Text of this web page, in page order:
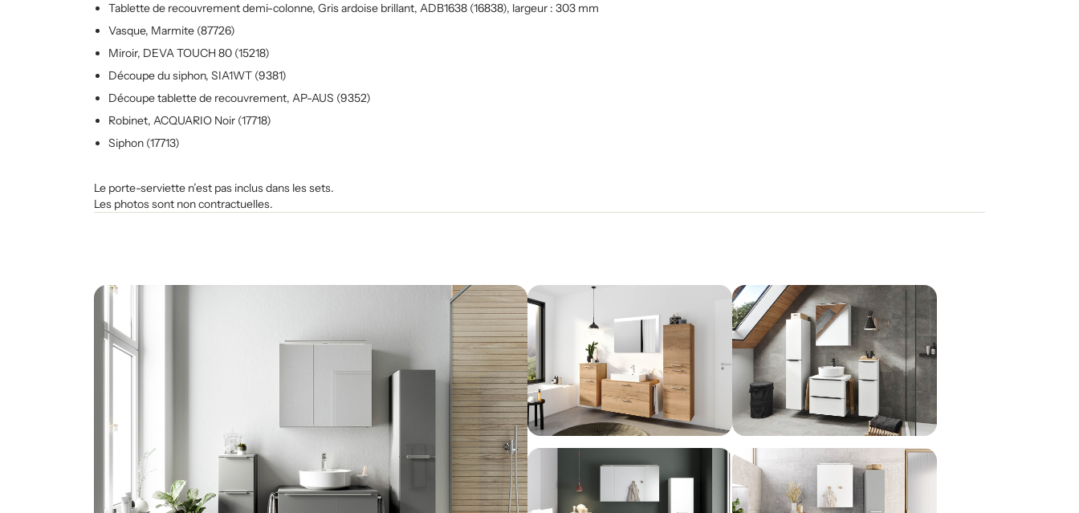
Tablette de recouvrement demi-colonne, Gris ardoise brillant, ADB1638 (16838), largeur : 303 mm
Vasque, Marmite (87726)
Miroir, DEVA TOUCH 80 (15218)
Découpe du siphon, SIA1WT (9381)
Découpe tablette de recouvrement, AP-AUS (9352)
Robinet, ACQUARIO Noir (17718)
Siphon (17713)
Le porte-serviette n’est pas inclus dans les sets.
Les photos sont non contractuelles.